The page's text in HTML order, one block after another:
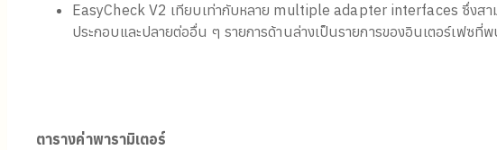
EasyCheck V2 เทียบเท่ากับหลาย multiple adapter interfaces ซึ่งสา
ประกอบและปลายต่ออื่น ๆ รายการด้านล่างเป็นรายการของอินเตอร์เฟซที่
ตารางค่าพารามิเตอร์